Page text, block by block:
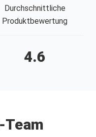
Durchschnittliche
Produktbewertung
4.6
Team